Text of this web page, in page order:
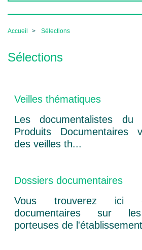
Accueil Sélections
Sélections
Veilles thématiques
Les documentalistes
Produits Documentaires
des veilles th...
Dossiers documentaires
Vous trouverez ici
documentaires sur
porteuses de